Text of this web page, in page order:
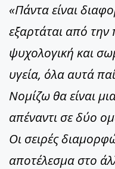
«Πάντα είναι
εξαρτάται από
ψυχολογική και
υγεία, όλα αυτά
Νομίζω θα είναι
απέναντι σε δύο
Οι σειρές
αποτέλεσμα στο